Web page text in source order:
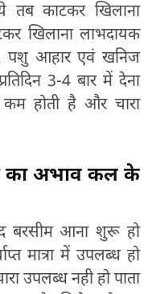
काटकर खिलाना
खिलाना लाभदायक
पशु आहार एवं खनिज
3-4 बार में देना
कम होती है और चारा
का अभाव कल के
बरसीम आना शुरू हो
मात्रा में उपलब्ध हो
उपलब्ध नही हो पाता